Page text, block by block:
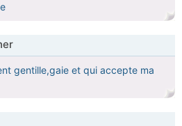
gentille,gaie et qui accepte ma